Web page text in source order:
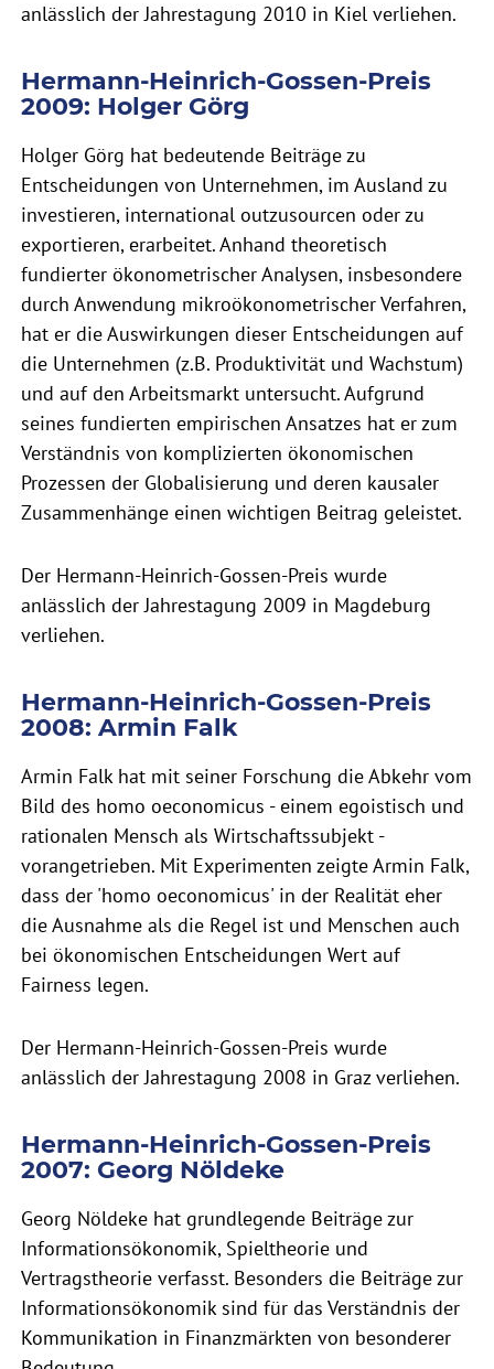
anlässlich der Jahrestagung 2010 in Kiel verliehen.
Hermann-Heinrich-Gossen-Preis
2009: Holger Görg
Holger Görg hat bedeutende Beiträge zu
Entscheidungen von Unternehmen, im Ausland zu
investieren, international outzusourcen oder zu
exportieren, erarbeitet. Anhand theoretisch
fundierter ökonometrischer Analysen, insbesondere
durch Anwendung mikroökonometrischer Verfahren,
hat er die Auswirkungen dieser Entscheidungen auf
die Unternehmen (z.B. Produktivität und Wachstum)
und auf den Arbeitsmarkt untersucht. Aufgrund
seines fundierten empirischen Ansatzes hat er zum
Verständnis von komplizierten ökonomischen
Prozessen der Globalisierung und deren kausaler
Zusammenhänge einen wichtigen Beitrag geleistet.
Der Hermann-Heinrich-Gossen-Preis wurde
anlässlich der Jahrestagung 2009 in Magdeburg
verliehen.
Hermann-Heinrich-Gossen-Preis
2008: Armin Falk
Armin Falk hat mit seiner Forschung die Abkehr vom
Bild des homo oeconomicus - einem egoistisch und
rationalen Mensch als Wirtschaftssubjekt -
vorangetrieben. Mit Experimenten zeigte Armin Falk,
dass der 'homo oeconomicus' in der Realität eher
die Ausnahme als die Regel ist und Menschen auch
bei ökonomischen Entscheidungen Wert auf
Fairness legen.
Der Hermann-Heinrich-Gossen-Preis wurde
anlässlich der Jahrestagung 2008 in Graz verliehen.
Hermann-Heinrich-Gossen-Preis
2007: Georg Nöldeke
Georg Nöldeke hat grundlegende Beiträge zur
Informationsökonomik, Spieltheorie und
Vertragstheorie verfasst. Besonders die Beiträge zur
Informationsökonomik sind für das Verständnis der
Kommunikation in Finanzmärkten von besonderer